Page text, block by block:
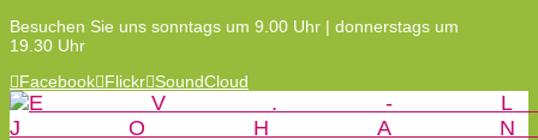
Besuchen Sie uns sonntags um 9.00 Uhr | donnerstags um
19.30 Uhr
Facebook Flickr SoundCloud